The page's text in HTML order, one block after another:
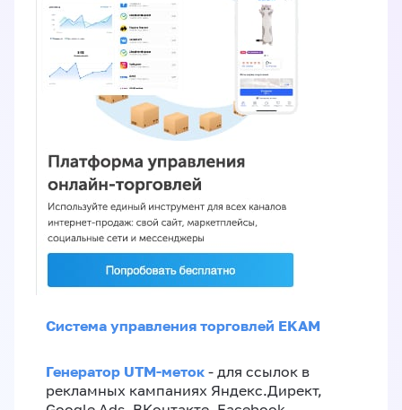
Система управления торговлей EKAM
Генератор UTM-меток - для ссылок в
рекламных кампаниях Яндекс.Директ,